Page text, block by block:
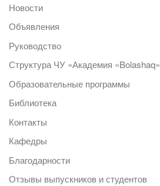
Новости
Объявления
Руководство
Структура ЧУ «Академия «Bolashaq»
Образовательные программы
Библиотека
Контакты
Кафедры
Благодарности
Отзывы выпускников и студентов